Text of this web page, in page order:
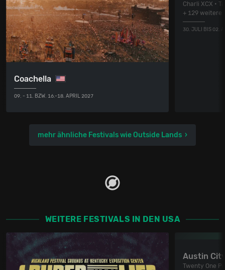
Coachella
09. - 11. BZW. 16.-18. APRIL 2027
Charli XCX •
+ 129 weitere
30. JULI BIS 02.
mehr ähnliche Festivals wie Outside Lands
WEITERE FESTIVALS IN DEN USA
Austin
Twenty One